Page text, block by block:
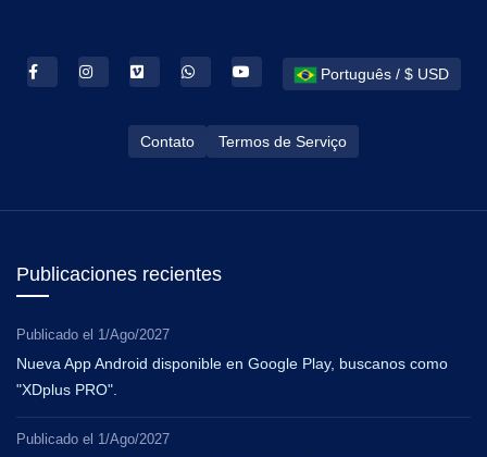
Português / $ USD
Contato Termos de Serviço
Publicaciones recientes
Publicado el 1/Ago/2027
Nueva App Android disponible en Google Play, buscanos como
"XDplus PRO".
Publicado el 1/Ago/2027